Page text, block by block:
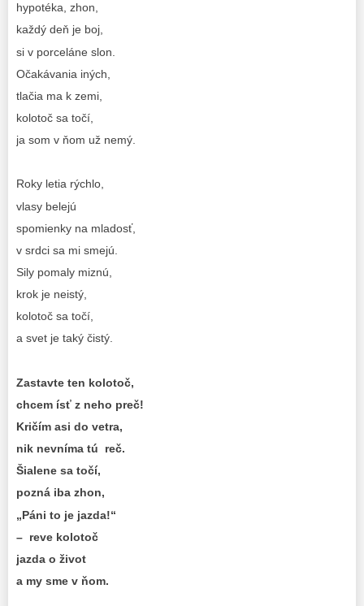
hypotéka, zhon,
každý deň je boj,
si v porceláne slon.
Očakávania iných,
tlačia ma k zemi,
kolotoč sa točí,
ja som v ňom už nemý.
Roky letia rýchlo,
vlasy belejú
spomienky na mladosť,
v srdci sa mi smejú.
Sily pomaly miznú,
krok je neistý,
kolotoč sa točí,
a svet je taký čistý.
Zastavte ten kolotoč,
chcem ísť z neho preč!
Kričím asi do vetra,
nik nevníma tú reč.
Šialene sa točí,
pozná iba zhon,
„Páni to je jazda!“
– reve kolotoč
jazda o život
a my sme v ňom.